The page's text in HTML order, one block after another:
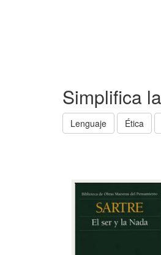
Simplifica
Lenguaje Ética